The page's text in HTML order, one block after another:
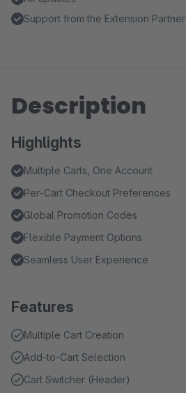
Support from the Extension Partner
Description
Highlights
Multiple Carts, One Account
Per‑Cart Checkout Preferences
Global Promotion Codes
Flexible Payment Options
Seamless User Experience
Features
Multiple Cart Creation
Add‑to‑Cart Selection
Cart Switcher (Header)